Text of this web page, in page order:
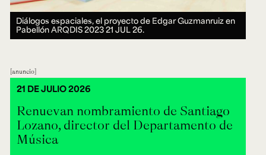
Diálogos espaciales, el proyecto de Edgar Guzmanruiz en
Pabellón ARQDIS 202321 JUL 26.
anuncio
Renuevan nombramiento de Santiago
Lozano, director del Departamento de
Música
21 DE JULIO 2026